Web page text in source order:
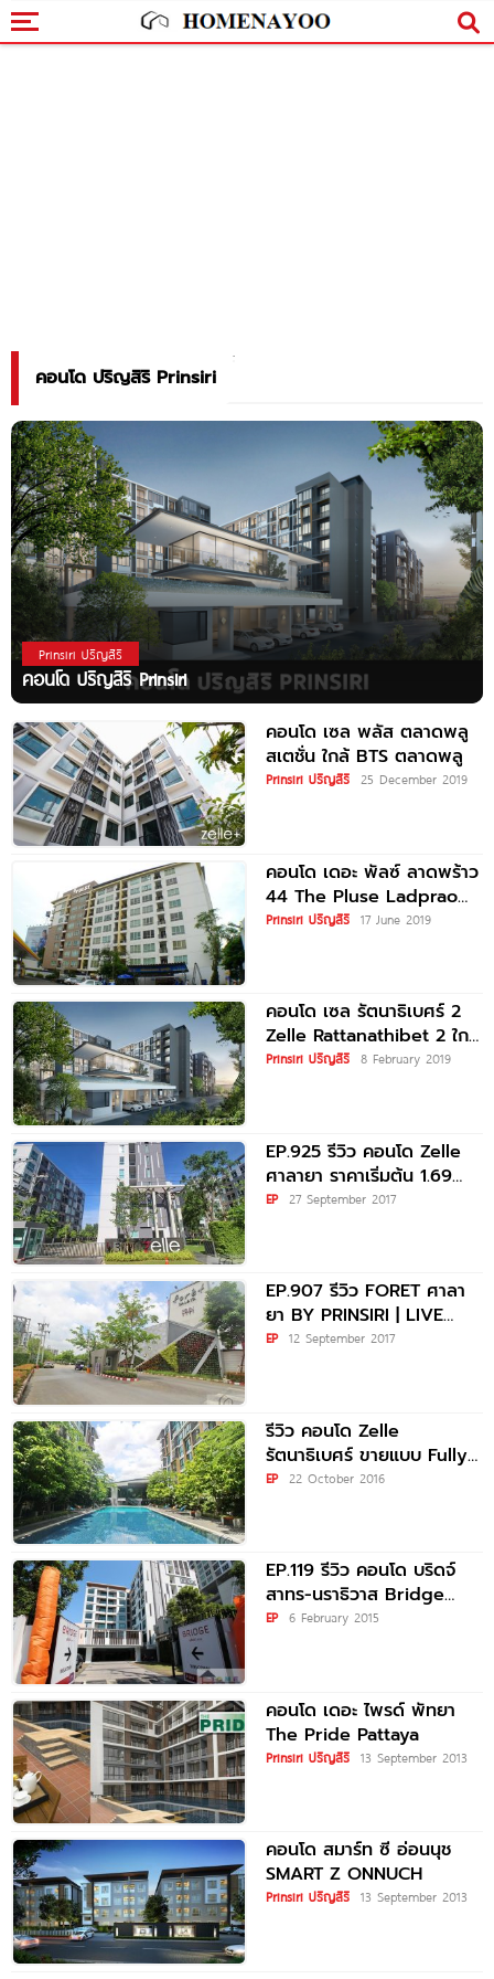
คอนโด ปริญสิริ Prinsiri
Prinsiri ปริญสิริ
คอนโด ปริญสิริ Prinsiri
คอนโด เซล พลัส ตลาดพลู
สเตชั่น ใกล้ BTS ตลาดพลู
Prinsiri ปริญสิริ 25 December 2019
คอนโด เดอะ พัลซ์ ลาดพร้าว
44 The Pluse Ladprao
44
Prinsiri ปริญสิริ 17 June 2019
คอนโด เซล รัตนาธิเบศร์ 2
Zelle Rattanathibet 2 ใกล้
MRT สะพานพระนั่งเกล้า
Prinsiri ปริญสิริ 8 February 2019
EP.925 รีวิว คอนโด Zelle
ศาลายา ราคาเริ่มต้น 1.69
ล้านบาท
EP 27 September 2017
EP.907 รีวิว FORET ศาลา
ยา BY PRINSIRI | LIVE
MORE มากกว่าการอยู่อาศัย
EP 12 September 2017
รีวิว คอนโด Zelle
รัตนาธิเบศร์ ขายแบบ Fully
Furnished ใกล้ MRT
EP 22 October 2016
EP.119 รีวิว คอนโด บริดจ์
สาทร-นราธิวาส Bridge
Satorn
EP 6 February 2015
คอนโด เดอะ ไพรด์ พัทยา
The Pride Pattaya
Prinsiri ปริญสิริ 13 September 2013
คอนโด สมาร์ท ซี อ่อนนุช
SMART Z ONNUCH
Prinsiri ปริญสิริ 13 September 2013